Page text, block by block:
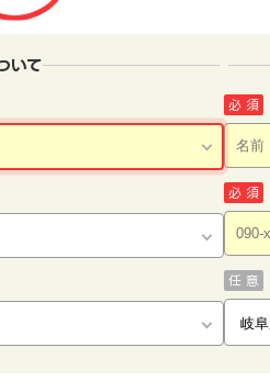
いて
必 須
必 須
任 意